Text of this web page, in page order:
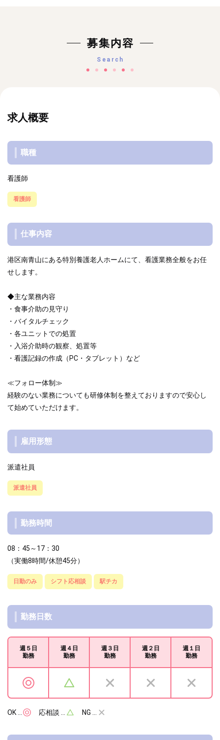
募集内容
Search
求人概要
職種
看護師
看護師
仕事内容
港区南青山にある特別養護老人ホームにて、看護業務全般をお任
せします。
◆主な業務内容
・食事介助の見守り
・バイタルチェック
・各ユニットでの処置
・入浴介助時の観察、処置等
・看護記録の作成（PC・タブレット）など
≪フォロー体制≫
経験のない業務についても研修体制を整えておりますので安心し
て始めていただけます。
雇用形態
派遣社員
派遣社員
勤務時間
08：45～17：30
（実働8時間/休憩45分）
日勤のみ シフト応相談 駅チカ
勤務日数
週５日
勤務
週４日
勤務
週３日
勤務
週２日
勤務
週１日
勤務
OK … 応相談 … NG …